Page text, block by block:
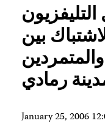
بين
رمادي
January 25, 2006